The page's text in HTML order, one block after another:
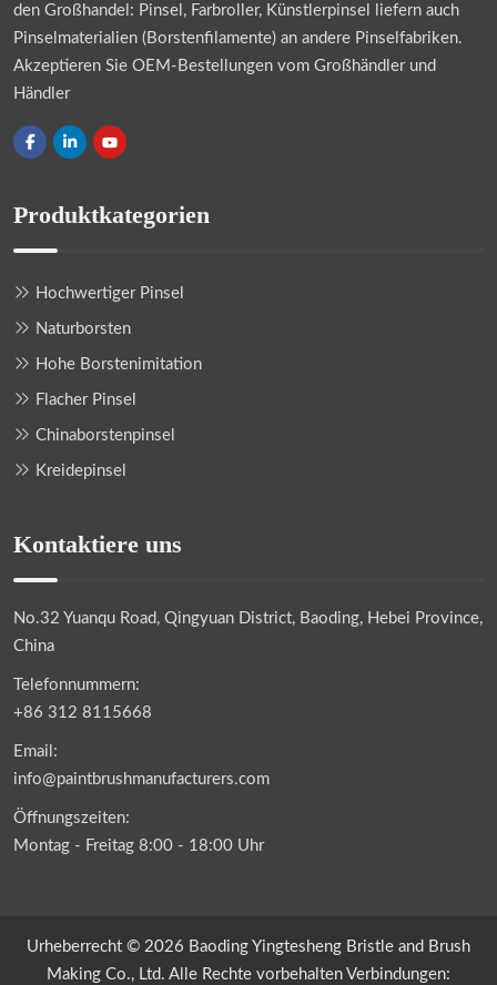
den Großhandel: Pinsel, Farbroller, Künstlerpinsel liefern auch
Pinselmaterialien (Borstenfilamente) an andere Pinselfabriken.
Akzeptieren Sie OEM-Bestellungen vom Großhändler und
Händler
Produktkategorien
Hochwertiger Pinsel
Naturborsten
Hohe Borstenimitation
Flacher Pinsel
Chinaborstenpinsel
Kreidepinsel
Kontaktiere uns
No.32 Yuanqu Road, Qingyuan District, Baoding, Hebei Province,
China
Telefonnummern:
+86 312 8115668
Email:
info@paintbrushmanufacturers.com
Öffnungszeiten:
Montag - Freitag 8:00 - 18:00 Uhr
Urheberrecht © 2026 Baoding Yingtesheng Bristle and Brush
Making Co., Ltd. Alle Rechte vorbehalten Verbindungen: